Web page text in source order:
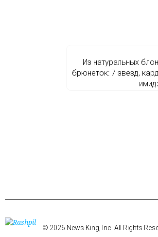
Из натуральных
брюнеток: 7 звезд,
© 2026 News King, Inc. All Rights